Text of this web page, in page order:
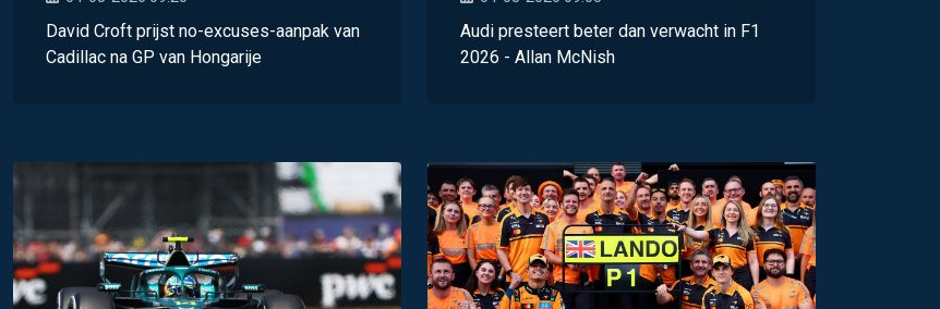
David Croft prijst no-excuses-aanpak van
Cadillac na GP van Hongarije
Audi presteert beter dan verwacht in F1
2026 - Allan McNish